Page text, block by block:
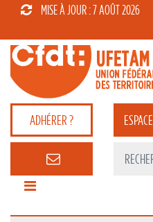
MISE À JOUR : 7 AOÛT 2026
ADHÉRER ?